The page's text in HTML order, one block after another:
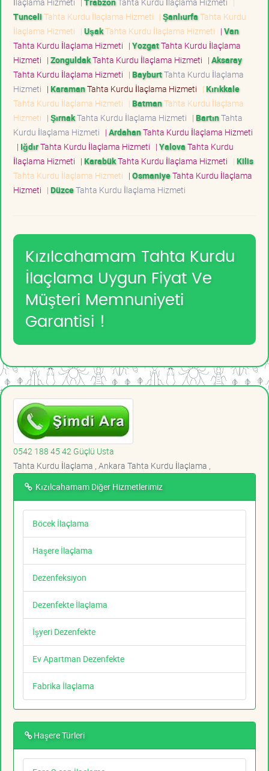
TunceliTahta Kurdu İlaçlama Hizmeti | ŞanlıurfaTahta Kurdu
İlaçlama Hizmeti | UşakTahta Kurdu İlaçlama Hizmeti | Van
Tahta Kurdu İlaçlama Hizmeti | YozgatTahta Kurdu İlaçlama
Hizmeti | ZonguldakTahta Kurdu İlaçlama Hizmeti | Aksaray
Tahta Kurdu İlaçlama Hizmeti | BayburtTahta Kurdu İlaçlama
Hizmeti | KaramanTahta Kurdu İlaçlama Hizmeti | Kırıkkale
Tahta Kurdu İlaçlama Hizmeti | BatmanTahta Kurdu İlaçlama
Hizmeti | ŞırnakTahta Kurdu İlaçlama Hizmeti | BartınTahta
Kurdu İlaçlama Hizmeti | ArdahanTahta Kurdu İlaçlama Hizmeti
| IğdırTahta Kurdu İlaçlama Hizmeti | YalovaTahta Kurdu
İlaçlama Hizmeti | KarabükTahta Kurdu İlaçlama Hizmeti | Kilis
Tahta Kurdu İlaçlama Hizmeti | OsmaniyeTahta Kurdu İlaçlama
Hizmeti | DüzceTahta Kurdu İlaçlama Hizmeti
Kızılcahamam Tahta Kurdu
İlaçlama Uygun Fiyat Ve
Müşteri Memnuniyeti
Garantisi !
0542 188 45 42 Güçlü Usta
Tahta Kurdu İlaçlama , Ankara Tahta Kurdu İlaçlama ,
Kızılcahamam Diğer Hizmetlerimiz
Böcek İlaçlama
Haşere İlaçlama
Dezenfeksiyon
Dezenfekte İlaçlama
İşyeri Dezenfekte
Ev Apartman Dezenfekte
Fabrika İlaçlama
Haşere Türleri